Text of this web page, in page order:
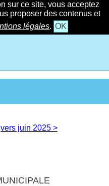
sur ce site, vous acceptez
proposer des contenus et
légales. OK
vers juin 2025 >